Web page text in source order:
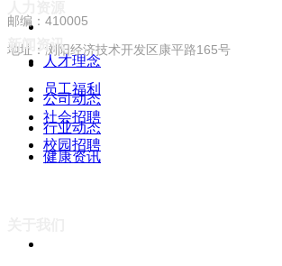
人才理念
员工福利
社会招聘
校园招聘
邮编：410005
地址：浏阳经济技术开发区康平路165号
新闻资讯
公司动态
行业动态
健康资讯